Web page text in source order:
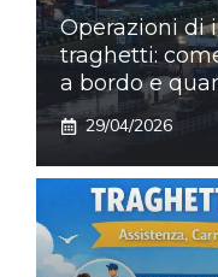
Operazioni di
traghetti:
a bordo e
29/04/2026